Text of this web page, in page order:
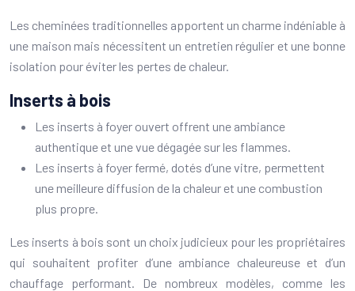
Les cheminées traditionnelles apportent un charme indéniable à
une maison mais nécessitent un entretien régulier et une bonne
isolation pour éviter les pertes de chaleur.
Inserts à bois
Les inserts à foyer ouvert offrent une ambiance
authentique et une vue dégagée sur les flammes.
Les inserts à foyer fermé, dotés d’une vitre, permettent
une meilleure diffusion de la chaleur et une combustion
plus propre.
Les inserts à bois sont un choix judicieux pour les propriétaires
qui souhaitent profiter d’une ambiance chaleureuse et d’un
chauffage performant. De nombreux modèles, comme les